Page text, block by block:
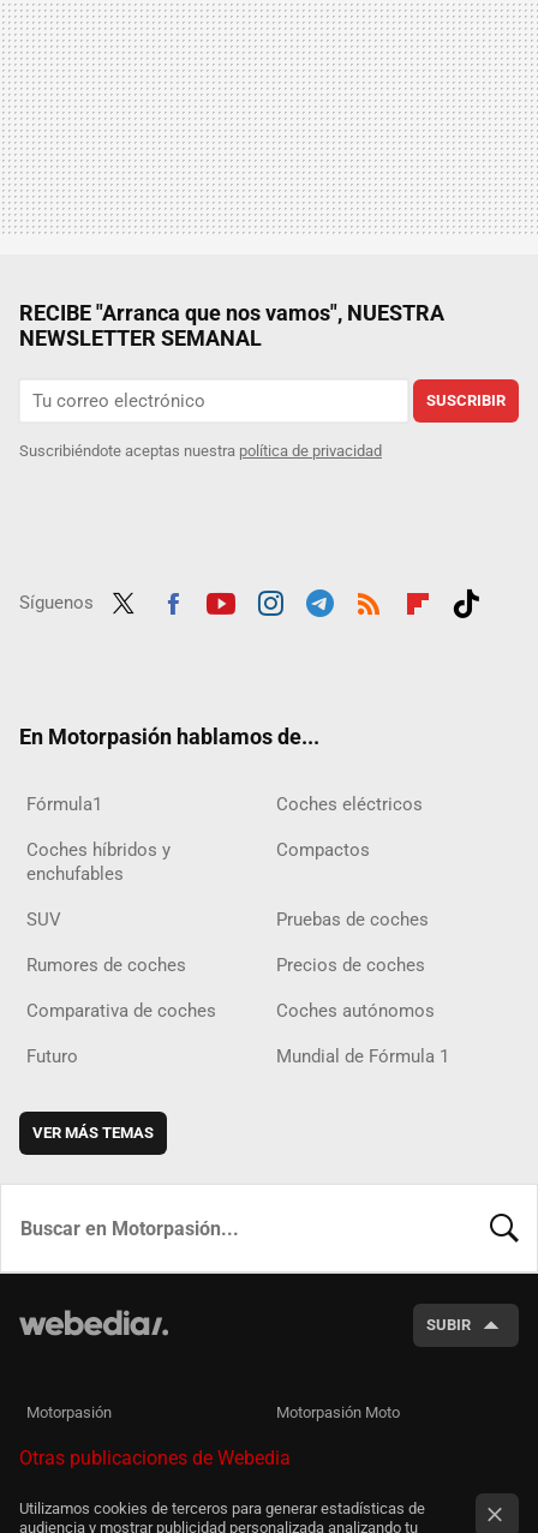
RECIBE "Arranca que nos vamos", NUESTRA
NEWSLETTER SEMANAL
SUSCRIBIR
Suscribiéndote aceptas nuestra política de privacidad
Síguenos
En Motorpasión hablamos de...
Fórmula1 Coches eléctricos
Coches híbridos y
enchufables
Compactos
SUV Pruebas de coches
Rumores de coches Precios de coches
Comparativa de coches Coches autónomos
Futuro Mundial de Fórmula 1
VER MÁS TEMAS
SUBIR
Motorpasión Motorpasión Moto
Otras publicaciones de Webedia
Utilizamos cookies de terceros para generar estadísticas de
audiencia y mostrar publicidad personalizada analizando tu